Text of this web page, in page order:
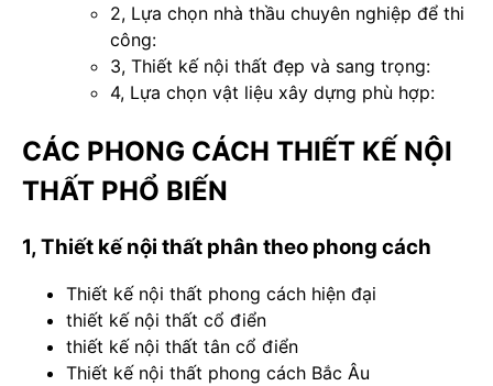
2, Lựa chọn nhà thầu chuyên nghiệp để thi
công:
3, Thiết kế nội thất đẹp và sang trọng:
4, Lựa chọn vật liệu xây dựng phù hợp:
CÁC PHONG CÁCH THIẾT KẾ NỘI
THẤT PHỔ BIẾN
1, Thiết kế nội thất phân theo phong cách
Thiết kế nội thất phong cách hiện đại
thiết kế nội thất cổ điển
thiết kế nội thất tân cổ điển
Thiết kế nội thất phong cách Bắc Âu